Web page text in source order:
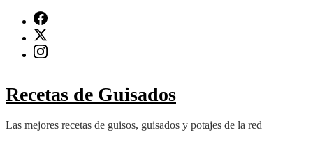
contenido
(presiona
Recetas de Guisados
Las mejores recetas de guisos, guisados y potajes de la red